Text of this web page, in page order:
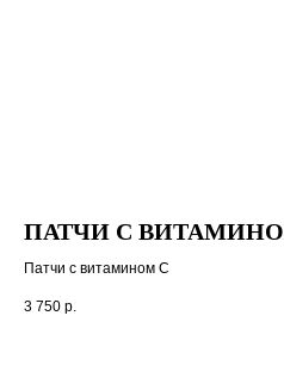
ПАТЧИ С
Патчи с витамином С
3 750 р.